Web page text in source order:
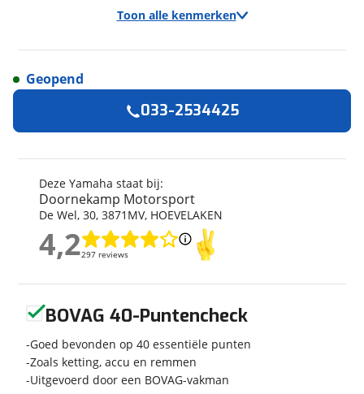
Toon alle kenmerken
Merk
Yamaha
Model
MT 09 SP
Kenteken
Kilometerstand
21.000 km
Bouwjaar
4-2022
Leeftijd
4 jaar en 4 maanden
Geschikt voor
A rijbewijs
Soort voertuig
Motor
Deze Yamaha staat bij:
Doornekamp Motorsport
De Wel, 30, 3871MV, HOEVELAKEN
4,2297 reviews
4,2
Geopend
033-2534425
BOVAG 40-Puntencheck
Goed bevonden op 40 essentiële punten
Zoals ketting, accu en remmen
Uitgevoerd door een BOVAG-vakman